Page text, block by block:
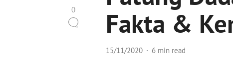
0
Fakta &
15/11/2020 6 min read